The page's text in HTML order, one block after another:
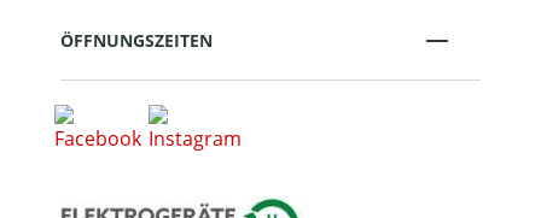
ÖFFNUNGSZEITEN